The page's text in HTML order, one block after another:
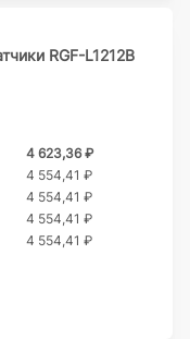
RGF-L1212B
4 623,36 ₽
4 554,41 ₽
4 554,41 ₽
4 554,41 ₽
4 554,41 ₽